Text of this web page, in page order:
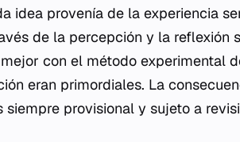
idea provenía de la experiencia
de la percepción y la reflexión
con el método experimental
eran primordiales. La
provisional y sujeto a